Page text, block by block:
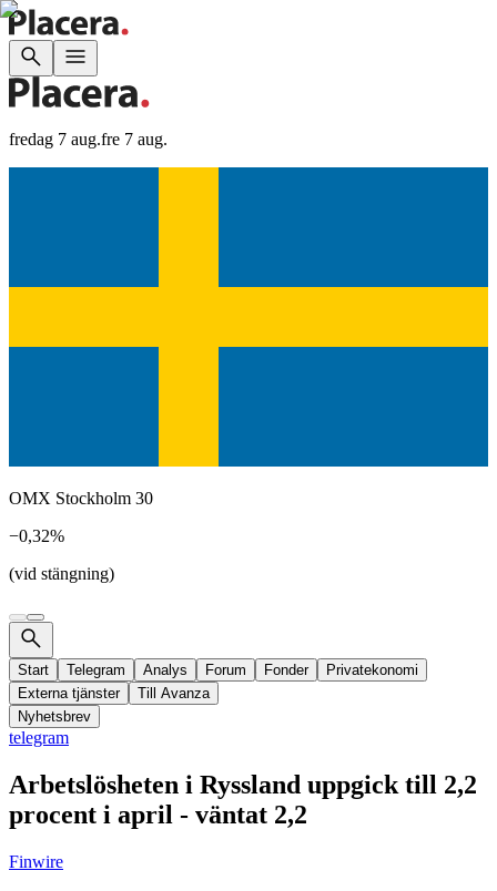
fredag 7 aug.fre 7 aug.
OMX Stockholm 30
−0,32%
(vid stängning)
Start Telegram Analys Forum Fonder
Privatekonomi
Externa tjänster
Till Avanza
Nyhetsbrev
telegram
Arbetslösheten i Ryssland uppgick till 2,2
procent i april - väntat 2,2
Finwire